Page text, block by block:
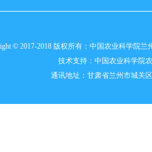
© 2017-2018 版权所有：中国农业科学院
技术支持： 中国农业科学院
通讯地址：甘肃省兰州市城关